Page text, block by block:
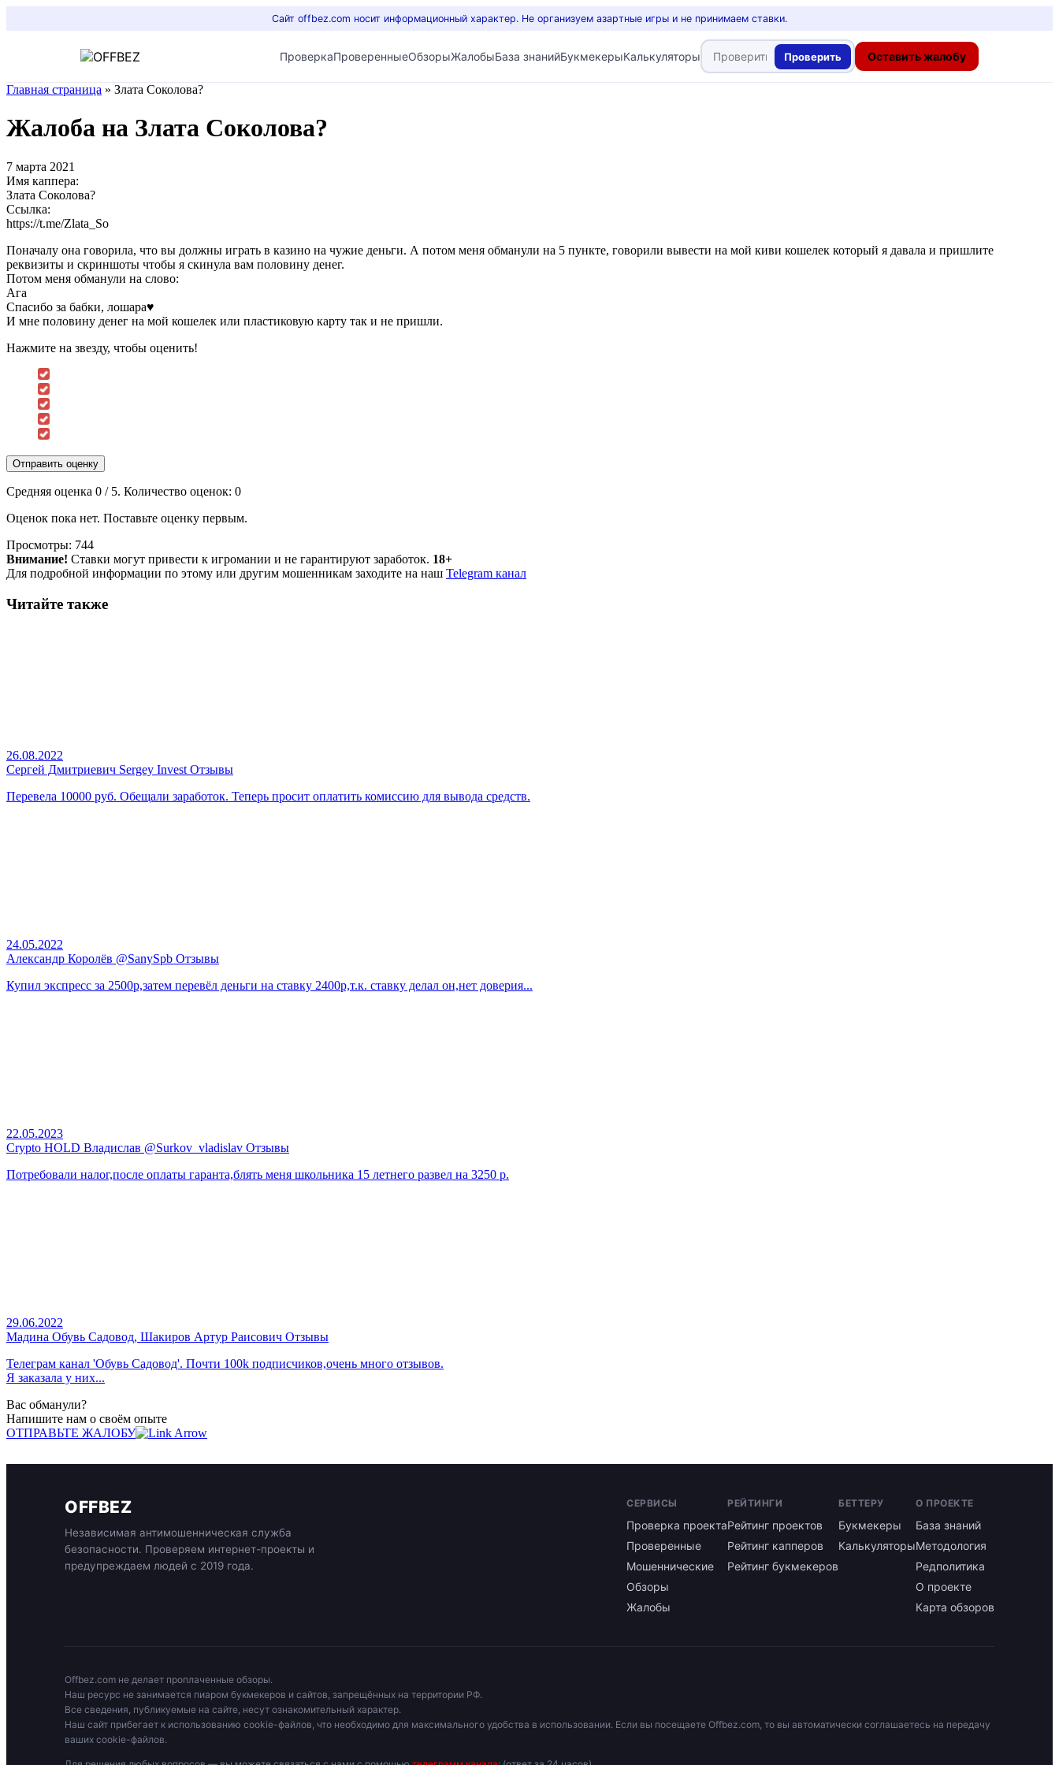
Сайт offbez.com носит информационный характер. Не организуем азартные игры и не принимаем ставки.
ПроверкаПроверенныеОбзорыЖалобыБаза знанийБукмекерыКалькуляторы Проверить Оставить жалобу
Главная страница » Злата Соколова?
Жалоба на Злата Соколова?
7 марта 2021
Имя каппера:
Злата Соколова?
Ссылка:
https://t.me/Zlata_So
Поначалу она говорила, что вы должны играть в казино на чужие деньги. А потом меня обманули на 5 пункте, говорили вывести на мой киви кошелек который я давала и пришлите
реквизиты и скриншоты чтобы я скинула вам половину денег.
Потом меня обманули на слово:
Ага
Спасибо за бабки, лошара♥️
И мне половину денег на мой кошелек или пластиковую карту так и не пришли.
Нажмите на звезду, чтобы оценить!
Отправить оценку
Средняя оценка 0 / 5. Количество оценок: 0
Оценок пока нет. Поставьте оценку первым.
Просмотры: 744
Внимание! Ставки могут привести к игромании и не гарантируют заработок. 18+
Для подробной информации по этому или другим мошенникам заходите на наш Telegram канал
Читайте также
26.08.2022
Сергей Дмитриевич Sergey Invest Отзывы
Перевела 10000 руб. Обещали заработок. Теперь просит оплатить комиссию для вывода средств.
24.05.2022
Александр Королёв @SanySpb Отзывы
Купил экспресс за 2500р,затем перевёл деньги на ставку 2400р,т.к. ставку делал он,нет доверия...
22.05.2023
Crypto HOLD Владислав @Surkov_vladislav Отзывы
Потребовали налог,после оплаты гаранта,блять меня школьника 15 летнего развел на 3250 р.
29.06.2022
Мадина Обувь Садовод, Шакиров Артур Раисович Отзывы
Телеграм канал 'Обувь Садовод'. Почти 100k подписчиков,очень много отзывов.
Я заказала у них...
Вас обманули?
Напишите нам о своём опыте
ОТПРАВЬТЕ ЖАЛОБУ
OFFBEZ
Независимая антимошенническая служба
безопасности. Проверяем интернет-проекты и
предупреждаем людей с 2019 года.
СЕРВИСЫ
Проверка проекта
Проверенные
Мошеннические
Обзоры
Жалобы
РЕЙТИНГИ
Рейтинг проектов
Рейтинг капперов
Рейтинг букмекеров
БЕТТЕРУ
Букмекеры
Калькуляторы
О ПРОЕКТЕ
База знаний
Методология
Редполитика
О проекте
Карта обзоров
Offbez.com не делает проплаченные обзоры.
Наш ресурс не занимается пиаром букмекеров и сайтов, запрещённых на территории РФ.
Все сведения, публикуемые на сайте, несут ознакомительный характер.
Наш сайт прибегает к использованию cookie-файлов, что необходимо для максимального удобства в использовании. Если вы посещаете Offbez.com, то вы автоматически соглашаетесь на передачу
ваших cookie-файлов.